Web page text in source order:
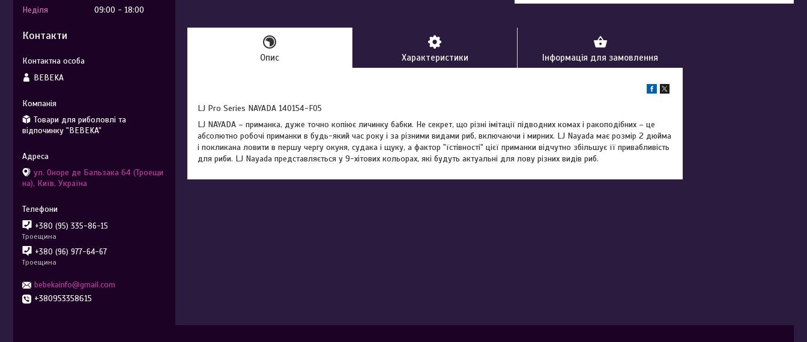
Опис Характеристики Інформація для замовлення
LJ Pro Series NAYADA 140154-F05
LJ NAYADA – приманка, дуже точно копіює личинку бабки. Не секрет, що різні імітації підводних комах і ракоподібних – це
абсолютно робочі приманки в будь-який час року і за різними видами риб, включаючи і мирних. LJ Nayada має розмір 2 дюйма
і покликана ловити в першу чергу окуня, судака і щуку, а фактор "їстівності" цієї приманки відчутно збільшує її привабливість
для риби. LJ Nayada представляється у 9-хітових кольорах, які будуть актуальні для лову різних видів риб.
Неділя
09:00 18:00
Контакти
BEBEKA
Товари для риболовлі та
відпочинку "BEBEKA"
ул. Оноре де Бальзака 64 (Троещи
на), Київ, Україна
+380 (95) 335-86-15
Троещина
+380 (96) 977-64-67
Троещина
bebekainfo@gmail.com
+380953358615